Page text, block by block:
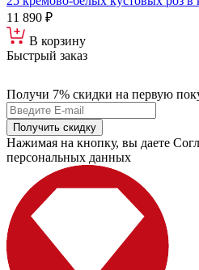
11 890 ₽
В корзину
Быстрый заказ
Получи 7% скидки на первую
Получить скидку
Нажимая на кнопку, вы даете
персональных данных